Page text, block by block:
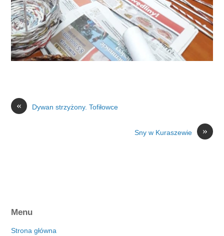
« Dywan strzyżony. Tofiłowce
»
Sny w Kuraszewie
Menu
Strona główna